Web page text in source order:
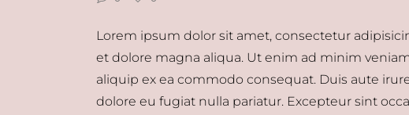
Lorem ipsum dolor sit amet, consectetur
et dolore magna aliqua. Ut enim ad minim
aliquip ex ea commodo consequat. Duis aute
dolore eu fugiat nulla pariatur. Excepteur sint